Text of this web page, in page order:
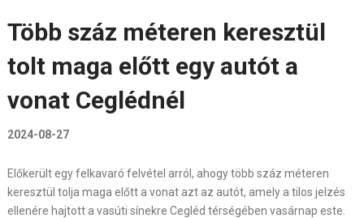
Több száz méteren keresztül
tolt maga előtt egy autót a
vonat Ceglédnél
2024-08-27
Előkerült egy felkavaró felvétel arról, ahogy több száz méteren
keresztül tolja maga előtt a vonat azt az autót, amely a tilos jelzés
ellenére hajtott a vasúti sínekre Cegléd térségében vasárnap este.